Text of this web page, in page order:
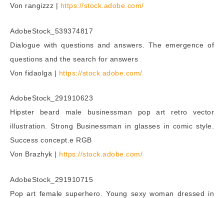
Von rangizzz | https://stock.adobe.com/
AdobeStock_539374817
Dialogue with questions and answers. The emergence of
questions and the search for answers
Von fidaolga | https://stock.adobe.com/
AdobeStock_291910623
Hipster beard male businessman pop art retro vector
illustration. Strong Businessman in glasses in comic style.
Success concept.е RGB
Von Brazhyk | https://stock.adobe.com/
AdobeStock_291910715
Pop art female superhero. Young sexy woman dressed in